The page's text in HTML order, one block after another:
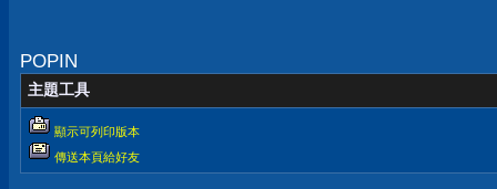
POPIN
主題工具
顯示可列印版本
傳送本頁給好友